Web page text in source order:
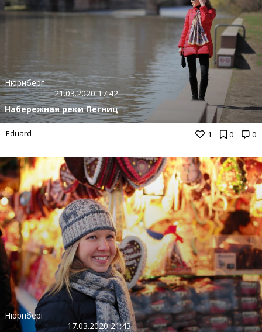
1 0 0
Нюрнберг
21.03.2020 17:42
Набережная реки Пегниц
Eduard
Нюрнберг
17.03.2020 21:43